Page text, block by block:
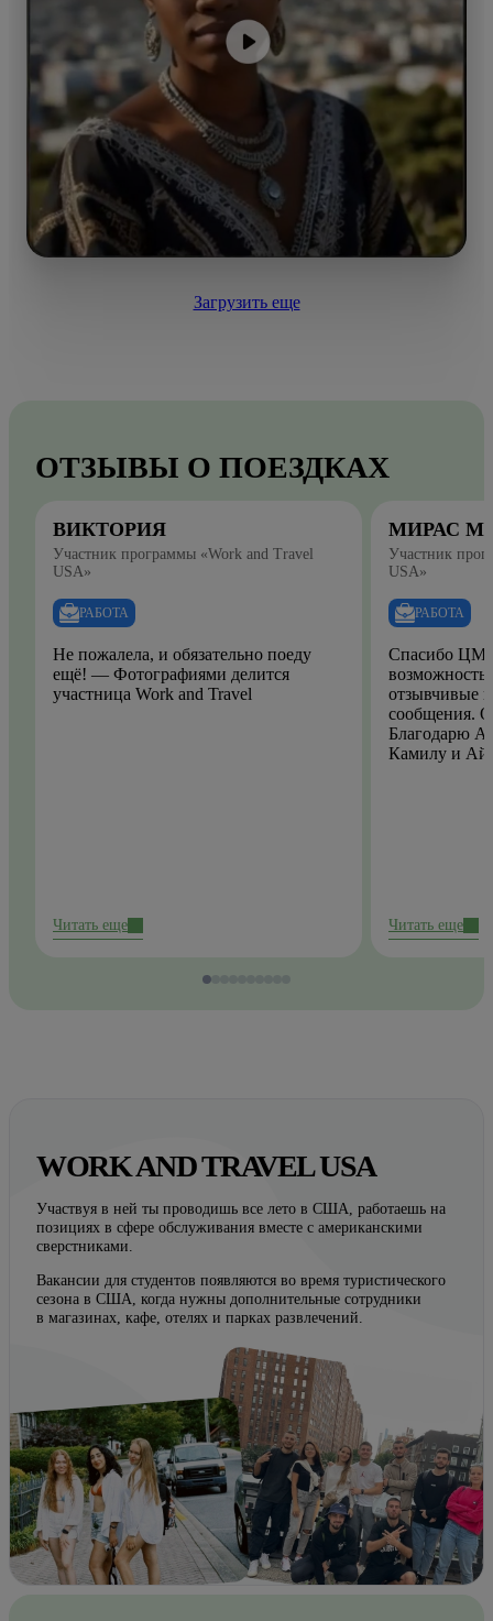
Загрузить еще
ОТЗЫВЫ О ПОЕЗДКАХ
ВИКТОРИЯ
Участник программы «Work and Travel
USA»
РАБОТА
Не пожалела, и обязательно поеду
ещё! — Фотографиями делится
участница Work and Travel
Читать еще
МИРАС
Участник
USA»
РАБОТА
Спасибо ЦМО
отзывчивые
сообщения.
Благодарю
Камилу и
Читать еще
WORK AND TRAVEL USA
Участвуя в ней ты проводишь все лето в США, работаешь на
позициях в сфере обслуживания вместе с американскими
сверстниками.
Вакансии для студентов появляются во время туристического
сезона в США, когда нужны дополнительные сотрудники
в магазинах, кафе, отелях и парках развлечений.